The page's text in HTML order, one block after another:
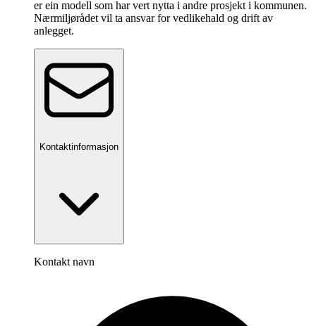
er ein modell som har vert nytta i andre prosjekt i kommunen.
Nærmiljørådet vil ta ansvar for vedlikehald og drift av
anlegget.
Kontaktinformasjon
Kontakt navn